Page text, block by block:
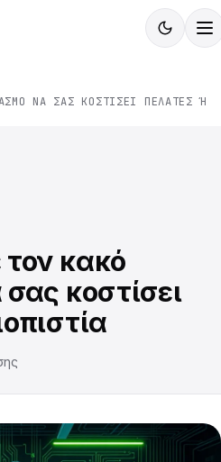
ΝΑ ΣΑΣ ΚΟΣΤΊΣΕΙ ΠΕΛΆΤΕΣ Ή Α
κακό
κοστίσει